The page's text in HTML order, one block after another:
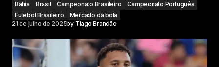
Bahia Brasil Campeonato Brasileiro
Campeonato Português
Futebol Brasileiro
Mercado da bola
21 de julho de 2025by Tiago Brandão